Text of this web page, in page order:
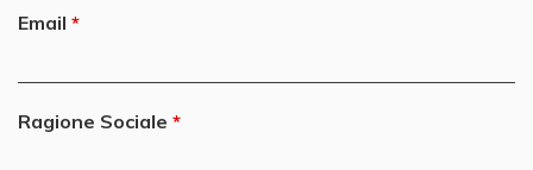
Email
Ragione Sociale